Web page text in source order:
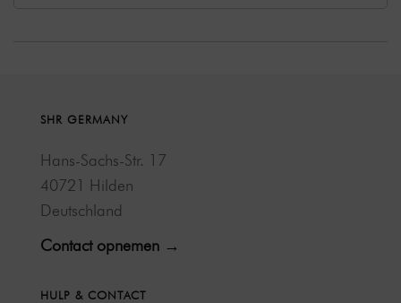
SHR GERMANY
Hans-Sachs-Str. 17
40721 Hilden
Deutschland
Contact opnemen →
HULP & CONTACT